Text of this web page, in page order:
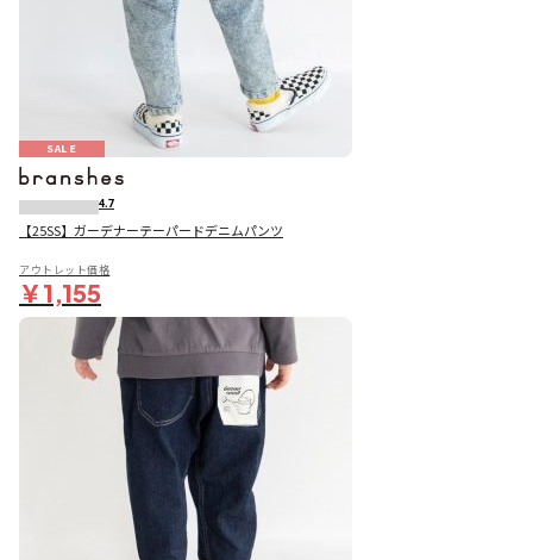
SALE
4.7
【25SS】ガーデナーテーパードデニムパンツ
アウトレット価格
￥1,155